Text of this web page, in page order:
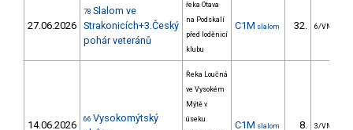
27.06.2026
78 Slalom ve
Strakonicích+3.Český
pohár veteránů
řeka Otava
na Podskalí
před loděnicí
klubu
C1M slalom 32. 6/VM
14.06.2026 66 Vysokomýtský
Řeka Loučná
ve Vysokém
Mýtě v
úseku
C1M slalom 8. 3/VM